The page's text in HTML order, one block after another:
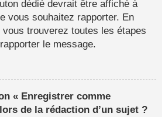
dédié devrait être affiché à
vous souhaitez rapporter. En
trouverez toutes les étapes
le message.
« Enregistrer comme
de la rédaction d’un sujet ?